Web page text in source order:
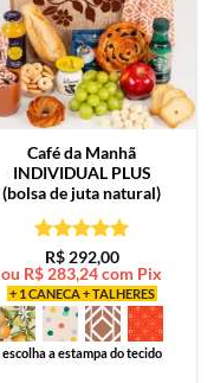
Café da Manhã
INDIVIDUAL PLUS
(bolsa de juta natural)
Avaliação5
de 5
R$292,00
ou R$ 283,24com Pix
+ 1 CANECA + TALHERES
escolha a estampa do tecido